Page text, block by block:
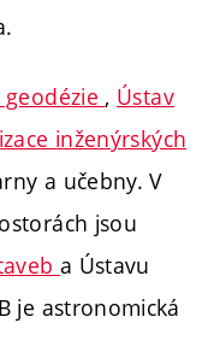
geodézie , Ústav
inženýrských
a učebny. V
jsou
a Ústavu
je astronomická